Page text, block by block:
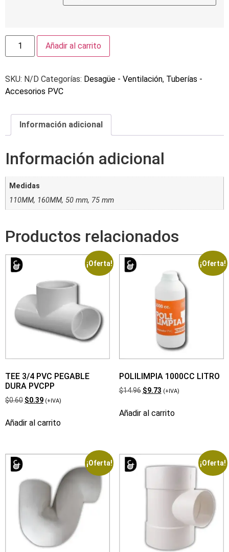
Añadir al carrito
SKU: N/D Categorías: Desagüe - Ventilación, Tuberías -
Accesorios PVC
Información adicional
Información adicional
Medidas
110MM, 160MM, 50 mm, 75 mm
Productos relacionados
¡Oferta!
TEE 3/4 PVC PEGABLE
DURA PVCPP
$0.60 $0.39 (+IVA)
Añadir al carrito
¡Oferta!
POLILIMPIA 1000CC LITRO
$14.96 $9.73 (+IVA)
Añadir al carrito
¡Oferta! ¡Oferta!